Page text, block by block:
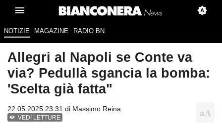
NOTIZIE MAGAZINE RADIO BN
Allegri al Napoli se Conte va
via? Pedullà sgancia la bomba:
'Scelta già fatta"
22.05.2025 23:31 di Massimo Reina
VEDI LETTURE